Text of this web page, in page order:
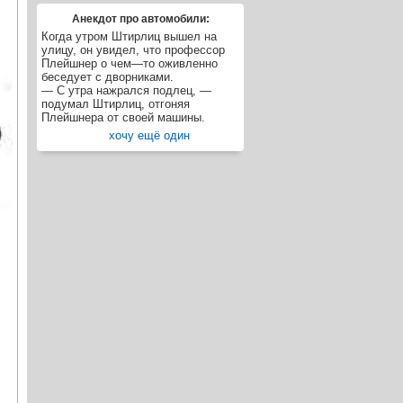
Анекдот про автомобили:
Когда утром Штирлиц вышел на
улицу, он увидел, что профессор
Плейшнер о чем—то оживленно
беседует с дворниками.
— С утра нажрался подлец, —
подумал Штирлиц, отгоняя
Плейшнера от своей машины.
хочу ещё один